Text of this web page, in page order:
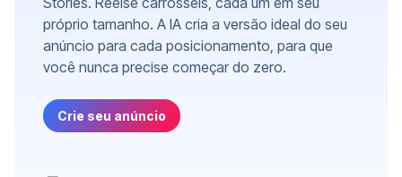
próprio tamanho. A IA cria a versão ideal do seu
anúncio para cada posicionamento, para que
você nunca precise começar do zero.
Crie seu anúncio